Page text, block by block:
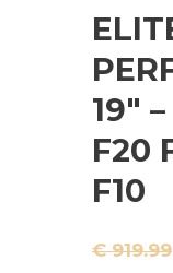
19″
F20
F10
€919.99